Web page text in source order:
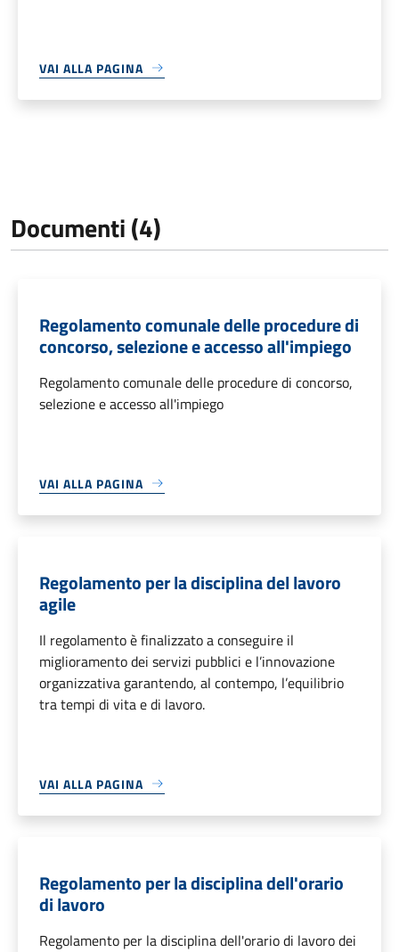
VAI ALLA PAGINA
Documenti (4)
Regolamento comunale delle procedure di
concorso, selezione e accesso all'impiego
Regolamento comunale delle procedure di concorso,
selezione e accesso all'impiego
VAI ALLA PAGINA
Regolamento per la disciplina del lavoro
agile
Il regolamento è finalizzato a conseguire il
miglioramento dei servizi pubblici e l’innovazione
organizzativa garantendo, al contempo, l’equilibrio
tra tempi di vita e di lavoro.
VAI ALLA PAGINA
Regolamento per la disciplina dell'orario
di lavoro
Regolamento per la disciplina dell'orario di lavoro dei